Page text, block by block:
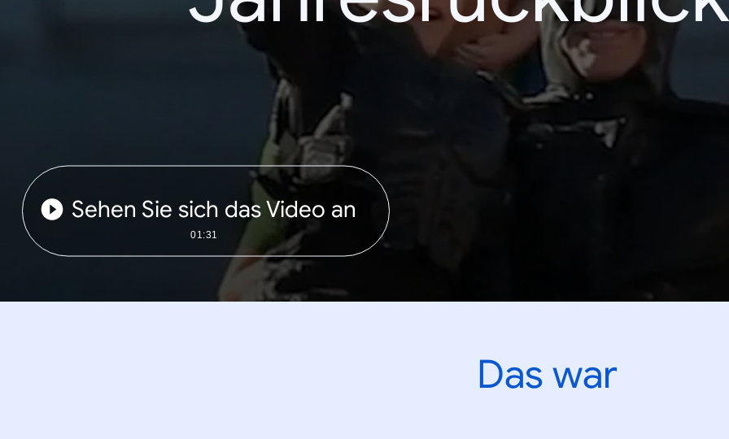
Sehen Sie sich das Video an
01:31
Das war